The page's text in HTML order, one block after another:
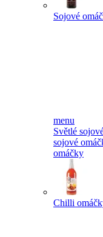
Sojové
menu
Světlé
sojové
omáčky
Chilli